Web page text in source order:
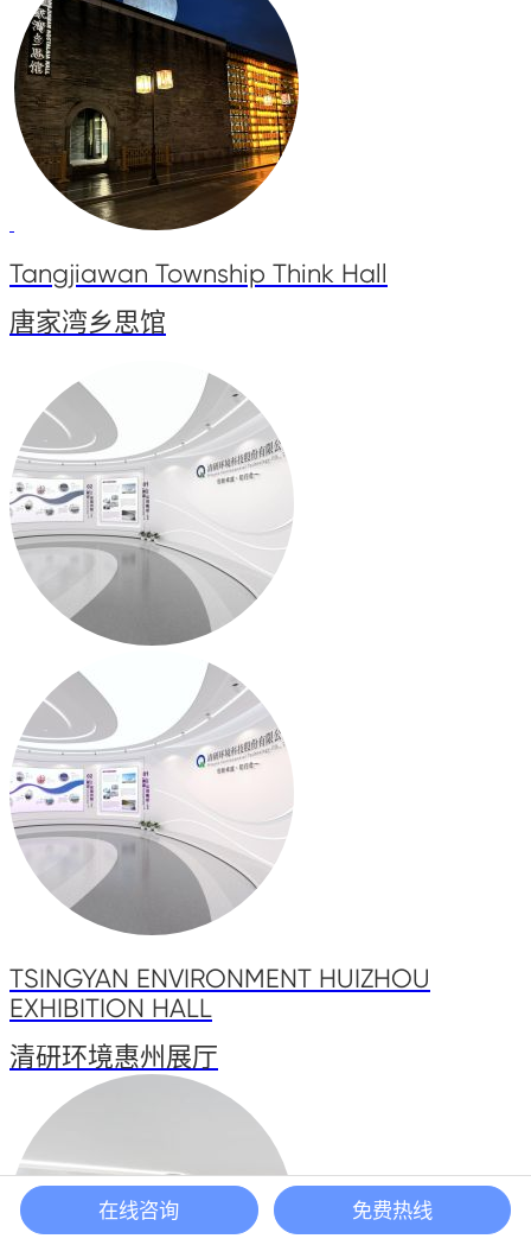
Tangjiawan Township Think Hall
唐家湾乡思馆
TSINGYAN ENVIRONMENT HUIZHOU
EXHIBITION HALL
清研环境惠州展厅
在线咨询 免费热线